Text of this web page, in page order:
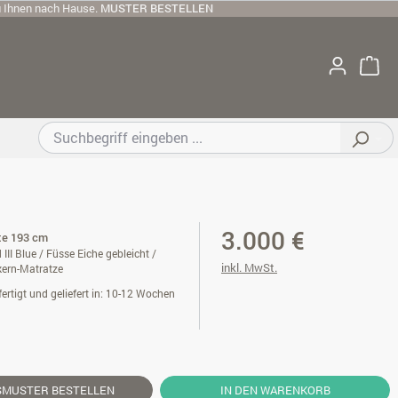
nach Hause. MUSTER BESTELLEN
193 cm
III Blue / Füsse Eiche gebleicht /
Matratze
und geliefert in: 10-12 Wochen
3.000 €
inkl. MwSt.
BESTELLEN IN DEN WARENKORB